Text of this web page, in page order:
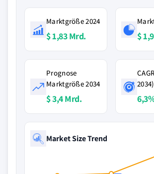
Marktgröße 2024
$ 1,83 Mrd. $
Prognose
Marktgröße 2034
$ 3,4 Mrd.
2034)
Market Size Trend